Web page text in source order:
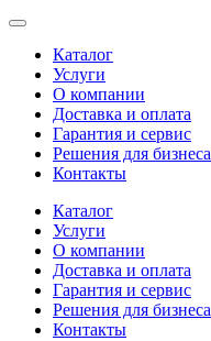
Каталог
Услуги
О компании
Доставка и оплата
Гарантия и сервис
Решения для бизнеса
Контакты
Каталог
Услуги
О компании
Доставка и оплата
Гарантия и сервис
Решения для бизнеса
Контакты